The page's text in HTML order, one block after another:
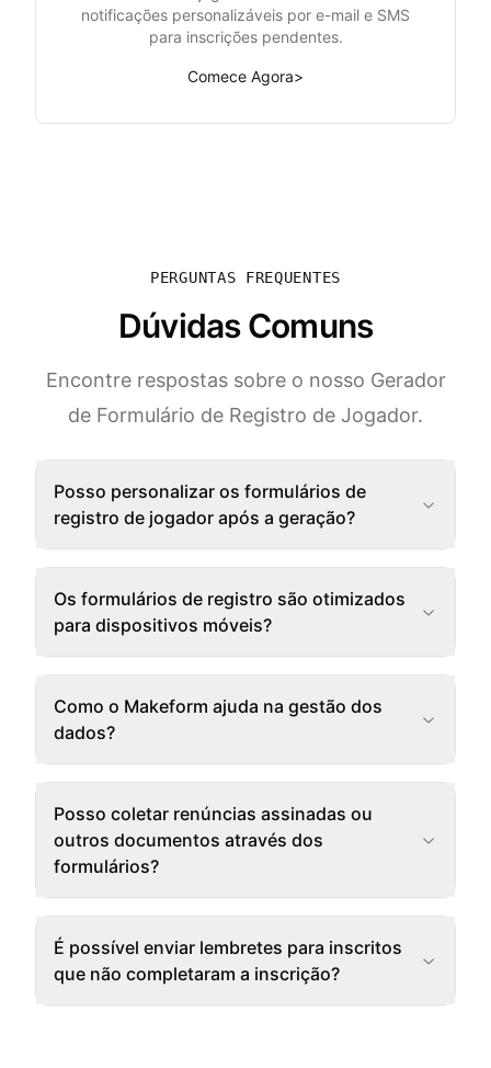
notificações personalizáveis por e-mail e SMS
para inscrições pendentes.
Comece Agora>
PERGUNTAS FREQUENTES
Dúvidas Comuns
Encontre respostas sobre o nosso Gerador
de Formulário de Registro de Jogador.
Posso personalizar os formulários de
registro de jogador após a geração?
Os formulários de registro são otimizados
para dispositivos móveis?
Como o Makeform ajuda na gestão dos
dados?
Posso coletar renúncias assinadas ou
outros documentos através dos
formulários?
É possível enviar lembretes para inscritos
que não completaram a inscrição?